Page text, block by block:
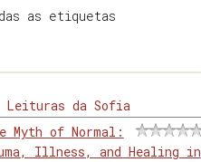
as etiquetas
Leituras da Sofia
Myth of Normal:
Illness, and Healing in